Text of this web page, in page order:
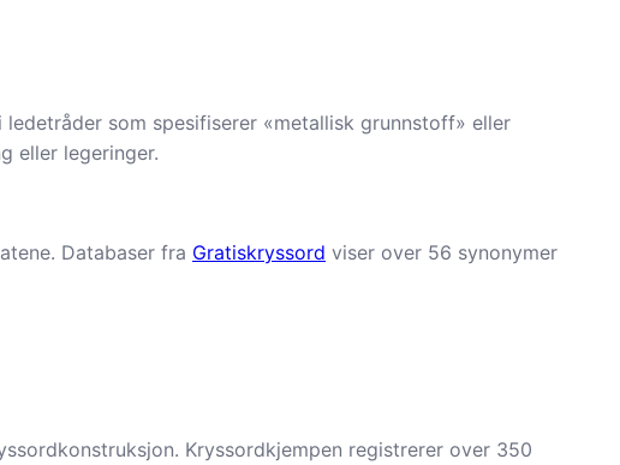
som spesifiserer «metallisk grunnstoff» eller
eller legeringer.
Databaser fra Gratiskryssord viser over 56 synonymer
Kryssordkjempen registrerer over 350